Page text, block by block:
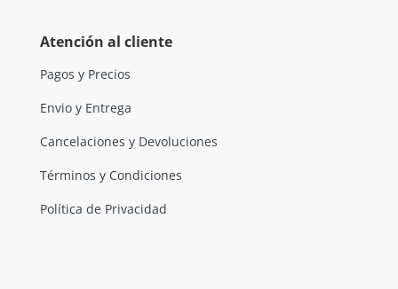
Atención al cliente
Pagos y Precios
Envio y Entrega
Cancelaciones y Devoluciones
Términos y Condiciones
Política de Privacidad